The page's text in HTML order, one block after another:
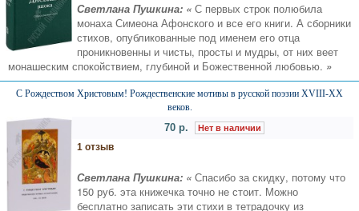
Светлана Пушкина: « С первых строк полюбила
монаха Симеона Афонского и все его книги. А сборники
стихов, опубликованные под именем его отца
проникновенны и чисты, просты и мудры, от них веет
монашеским спокойствием, глубиной и Божественной любовью. »
С Рождеством Христовым! Рождественские мотивы в русской поэзии XVIII-XX
веков.
70 р. Нет в наличии
1 отзыв
Светлана Пушкина: « Спасибо за скидку, потому что
150 руб. эта книжечка точно не стоит. Можно
бесплатно записать эти стихи в тетрадочку из